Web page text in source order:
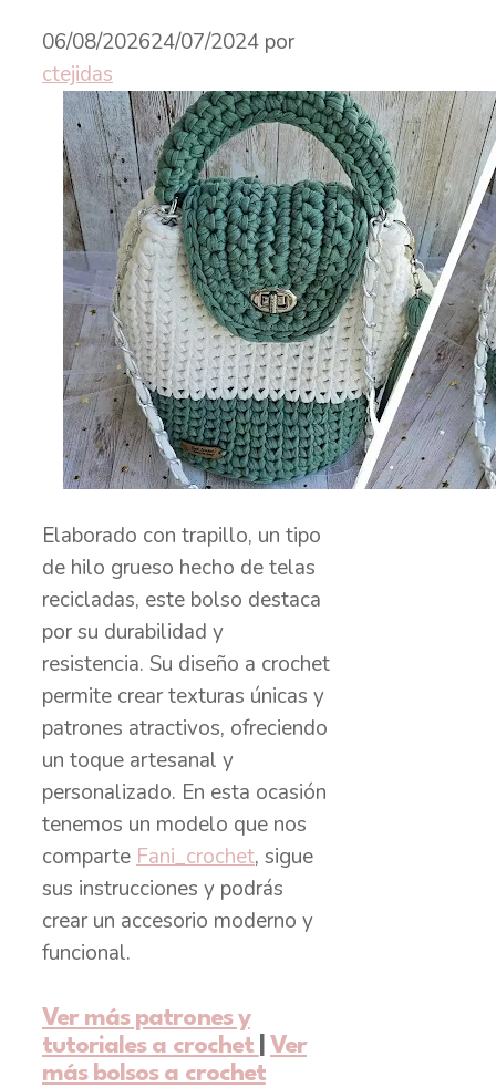
06/08/202624/07/2024 por
ctejidas
Elaborado con trapillo, un tipo
de hilo grueso hecho de telas
recicladas, este bolso destaca
por su durabilidad y
resistencia. Su diseño a crochet
permite crear texturas únicas y
patrones atractivos, ofreciendo
un toque artesanal y
personalizado. En esta ocasión
tenemos un modelo que nos
comparteFani_crochet, sigue
sus instrucciones y podrás
crear un accesorio moderno y
funcional.
Ver más patrones y
tutoriales a crochet
Ver
más bolsos a crochet